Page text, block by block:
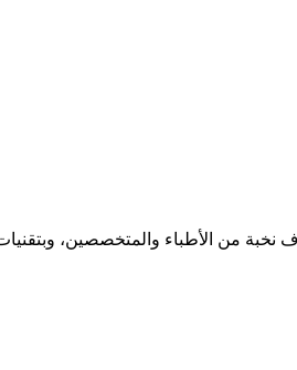
من الأطباء والمتخصصين،